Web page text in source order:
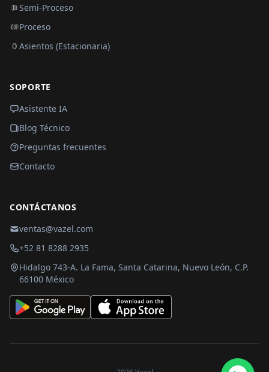
Semi-Proceso
Proceso
Asientos (Estacionaria)
SOPORTE
Asistente IA
Blog Técnico
Preguntas frecuentes
Contacto
CONTÁCTANOS
ventas@vazel.com
+52 81 8288 2935
Hidalgo 743-A. La Fama, Santa Catarina, Nuevo León, C.P.
66100 México